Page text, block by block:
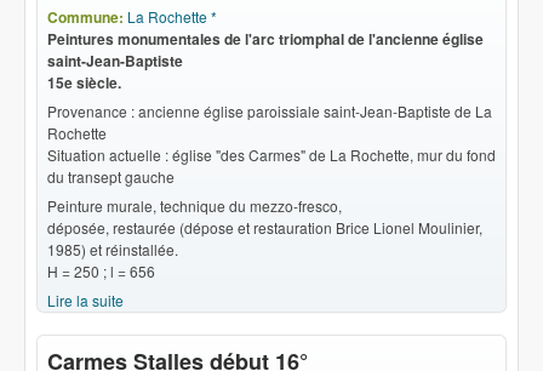
Commune: La Rochette *
Peintures monumentales de l'arc triomphal de l'ancienne église
saint-Jean-Baptiste
15e siècle.
Provenance : ancienne église paroissiale saint-Jean-Baptiste de La
Rochette
Situation actuelle : église "des Carmes" de La Rochette, mur du fond
du transept gauche
Peinture murale, technique du mezzo-fresco,
déposée, restaurée (dépose et restauration Brice Lionel Moulinier,
1985) et réinstallée.
H = 250 ; l = 656
Lire la suite
Carmes Stalles début 16°